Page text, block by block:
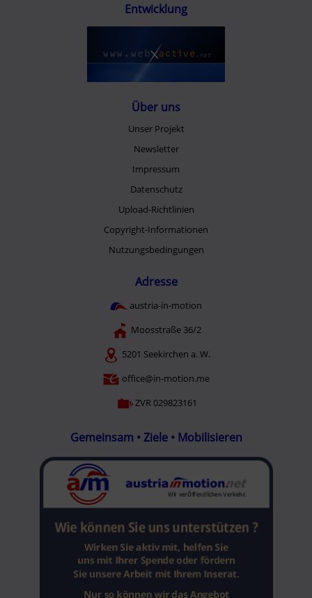
Entwicklung
Über uns
Unser Projekt
Newsletter
Impressum
Datenschutz
Upload-Richtlinien
Copyright-Informationen
Nutzungsbedingungen
Adresse
austria-in-motion
Moosstraße 36/2
5201 Seekirchen a. W.
office@in-motion.me
ZVR 029823161
Gemeinsam • Ziele • Mobilisieren